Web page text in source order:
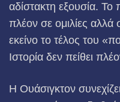
αδίστακτη εξουσία. Το
πλέον σε ομιλίες αλλά
εκείνο το τέλος του
Ιστορία δεν πείθει
Η Ουάσιγκτον